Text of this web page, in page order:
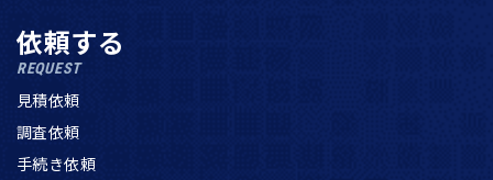
依頼する
REQUEST
見積依頼
調査依頼
手続き依頼